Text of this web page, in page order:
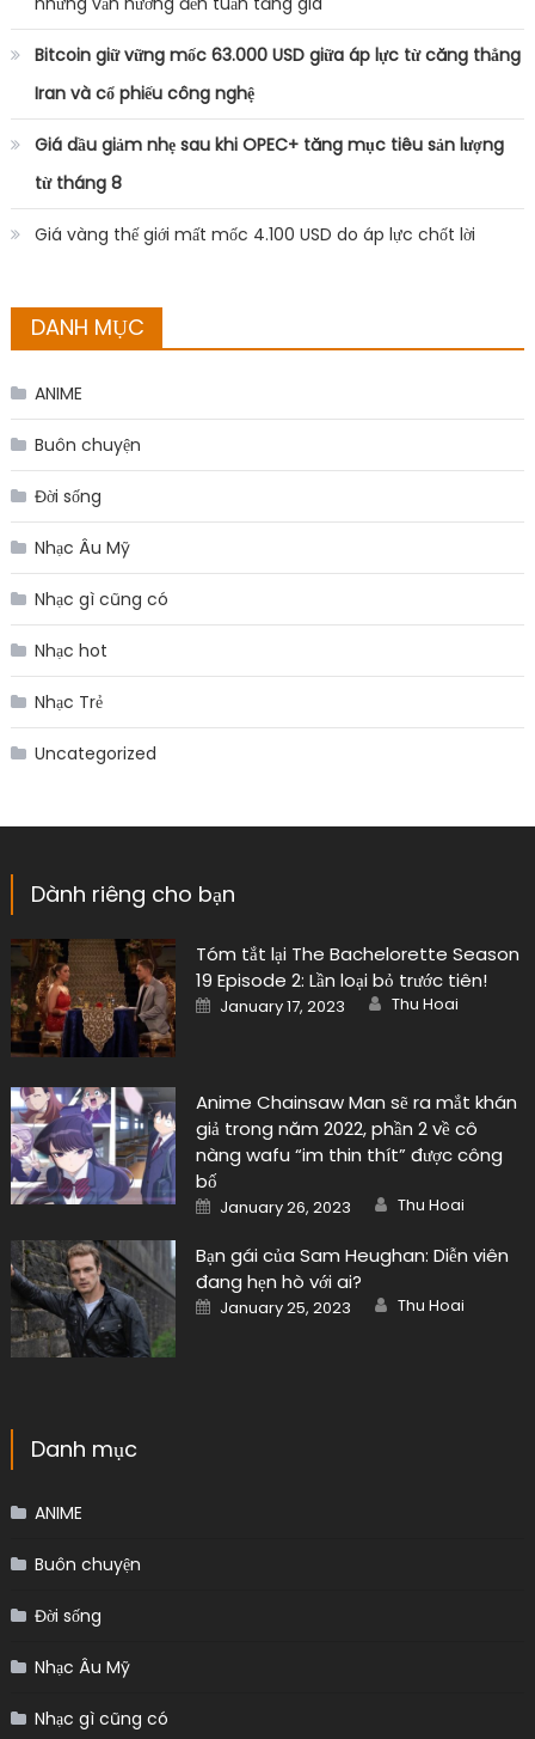
Bitcoin giữ vững mốc 63.000 USD giữa áp lực từ căng thẳng
Iran và cổ phiếu công nghệ
Giá dầu giảm nhẹ sau khi OPEC+ tăng mục tiêu sản lượng
từ tháng 8
Giá vàng thế giới mất mốc 4.100 USD do áp lực chốt lời
DANH MỤC
ANIME
Buôn chuyện
Đời sống
Nhạc Âu Mỹ
Nhạc gì cũng có
Nhạc hot
Nhạc Trẻ
Uncategorized
Dành riêng cho bạn
Tóm tắt lại The Bachelorette Season
19 Episode 2: Lần loại bỏ trước tiên!
Posted
on
January 17, 2023 Author
Thu Hoai
Anime Chainsaw Man sẽ ra mắt khán
giả trong năm 2022, phần 2 về cô
nàng wafu “im thin thít” được công
bố
Posted
on
January 26, 2023 Author
Thu Hoai
Bạn gái của Sam Heughan: Diễn viên
đang hẹn hò với ai?
Posted
on
January 25, 2023 Author
Thu Hoai
Danh mục
ANIME
Buôn chuyện
Đời sống
Nhạc Âu Mỹ
Nhạc gì cũng có